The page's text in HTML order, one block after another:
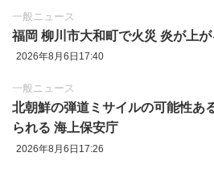
一般ニュース
福岡 柳川市大和町で火災 炎が上が
2026年8月6日17:40
一般ニュース
北朝鮮の弾道ミサイルの可能性あ
られる 海上保安庁
2026年8月6日17:26